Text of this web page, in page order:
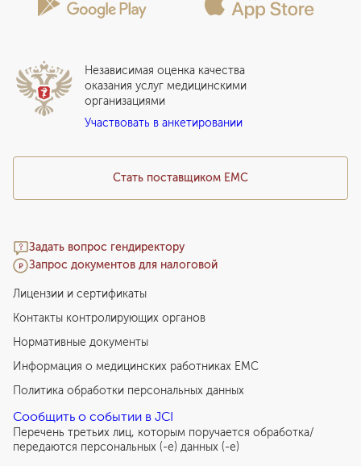
Сотрудничество
Стационар
Прайс-лист
Подарочный сертификат EMC
Медицинский туризм
Статьи
Программы привилегий
Стать поставщиком ЕМС
Задать вопрос гендиректору
Запрос документов для налоговой
Независимая оценка качества
оказания услуг медицинскими
организациями
Участвовать в анкетировании
Лицензии и сертификаты
Контакты контролирующих органов
Нормативные документы
Информация о медицинских работниках EMC
Политика обработки персональных данных
Сообщить о событии в JCI
Перечень третьих лиц, которым поручается обработка/
передаются персональных (-е) данных (-е)